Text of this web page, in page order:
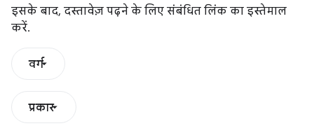
इसके बाद, दस्तावेज़ पढ़ने के लिए संबंधित लिंक का इस्तेमाल
करें.
वर्ग
प्रकार